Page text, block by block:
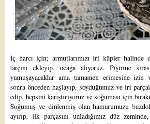
İç harcı için; armutlarımızı iri küpler halinde
tarçını ekleyip, ocağa alıyoruz. Pişirme
yumuşayacaklar ama tamamen erimesine izin
sonra önceden haşlayıp, soyduğumuz ve iri
edip, hepsini karıştırıyoruz ve soğuması için
Soğumuş ve dinlenmiş olan hamurumuzu
ayırıp, ilk parçasını unladığımız düz